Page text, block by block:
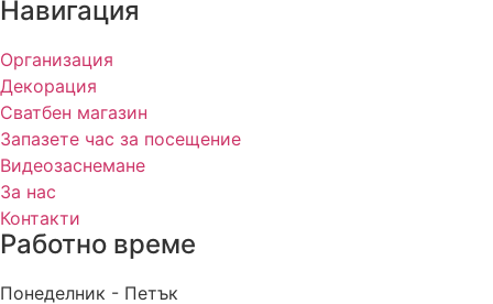
Навигация
Организация
Декорация
Сватбен магазин
Запазете час за посещение
Видеозаснемане
За нас
Контакти
Работно време
Понеделник - Петък